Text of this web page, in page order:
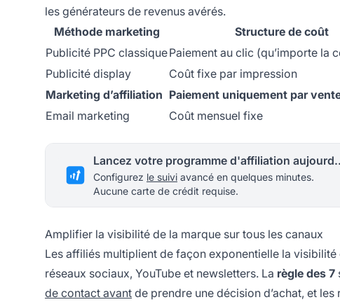
les générateurs de revenus avérés.
Méthode marketing
Structure de coût
Publicité PPC classiquePaiement au clic (qu’importe la
Publicité display
Coût fixe par impression
Marketing d’affiliation Paiement uniquement par
Email marketing
Coût mensuel fixe
Lancez votre
Configurez le suivi avancé en quelques minutes.
Aucune carte de crédit requise.
Amplifier la visibilité de la marque sur tous les canaux
Les affiliés multiplient de façon exponentielle la
réseaux sociaux, YouTube et newsletters. La règle des 7
de contact avant de prendre une décision d’achat, et